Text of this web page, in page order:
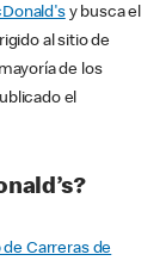
y busca el
al sitio de
de los
el
de Carreras de